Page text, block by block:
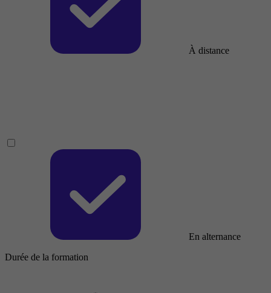
À distance
En alternance
Durée de la formation